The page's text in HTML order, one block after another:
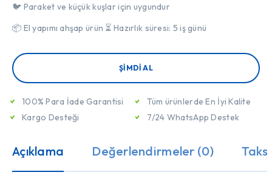
🐦 Paraket ve küçük kuşlar için uygundur
📦 El yapımı ahşap ürün ⏳ Hazırlık süresi: 5 iş günü
ŞIMDI AL
100% Para İade Garantisi
Kargo Desteği
Tüm ürünlerde En İyi Kalite
7/24 WhatsApp Destek
Açıklama Değerlendirmeler (0)